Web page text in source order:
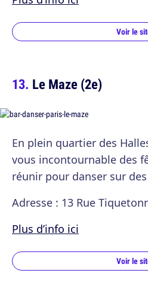
Voir le
Le Maze (2e)
En plein quartier des
vous incontournable des
réunir pour danser sur
Adresse : 13 Rue
Plus d’info ici
Voir le